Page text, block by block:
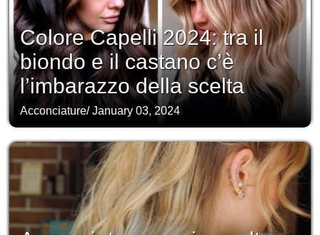
Colore Capelli 2024: tra il
biondo e il castano c’è
l’imbarazzo della scelta
Acconciature/January 03, 2024